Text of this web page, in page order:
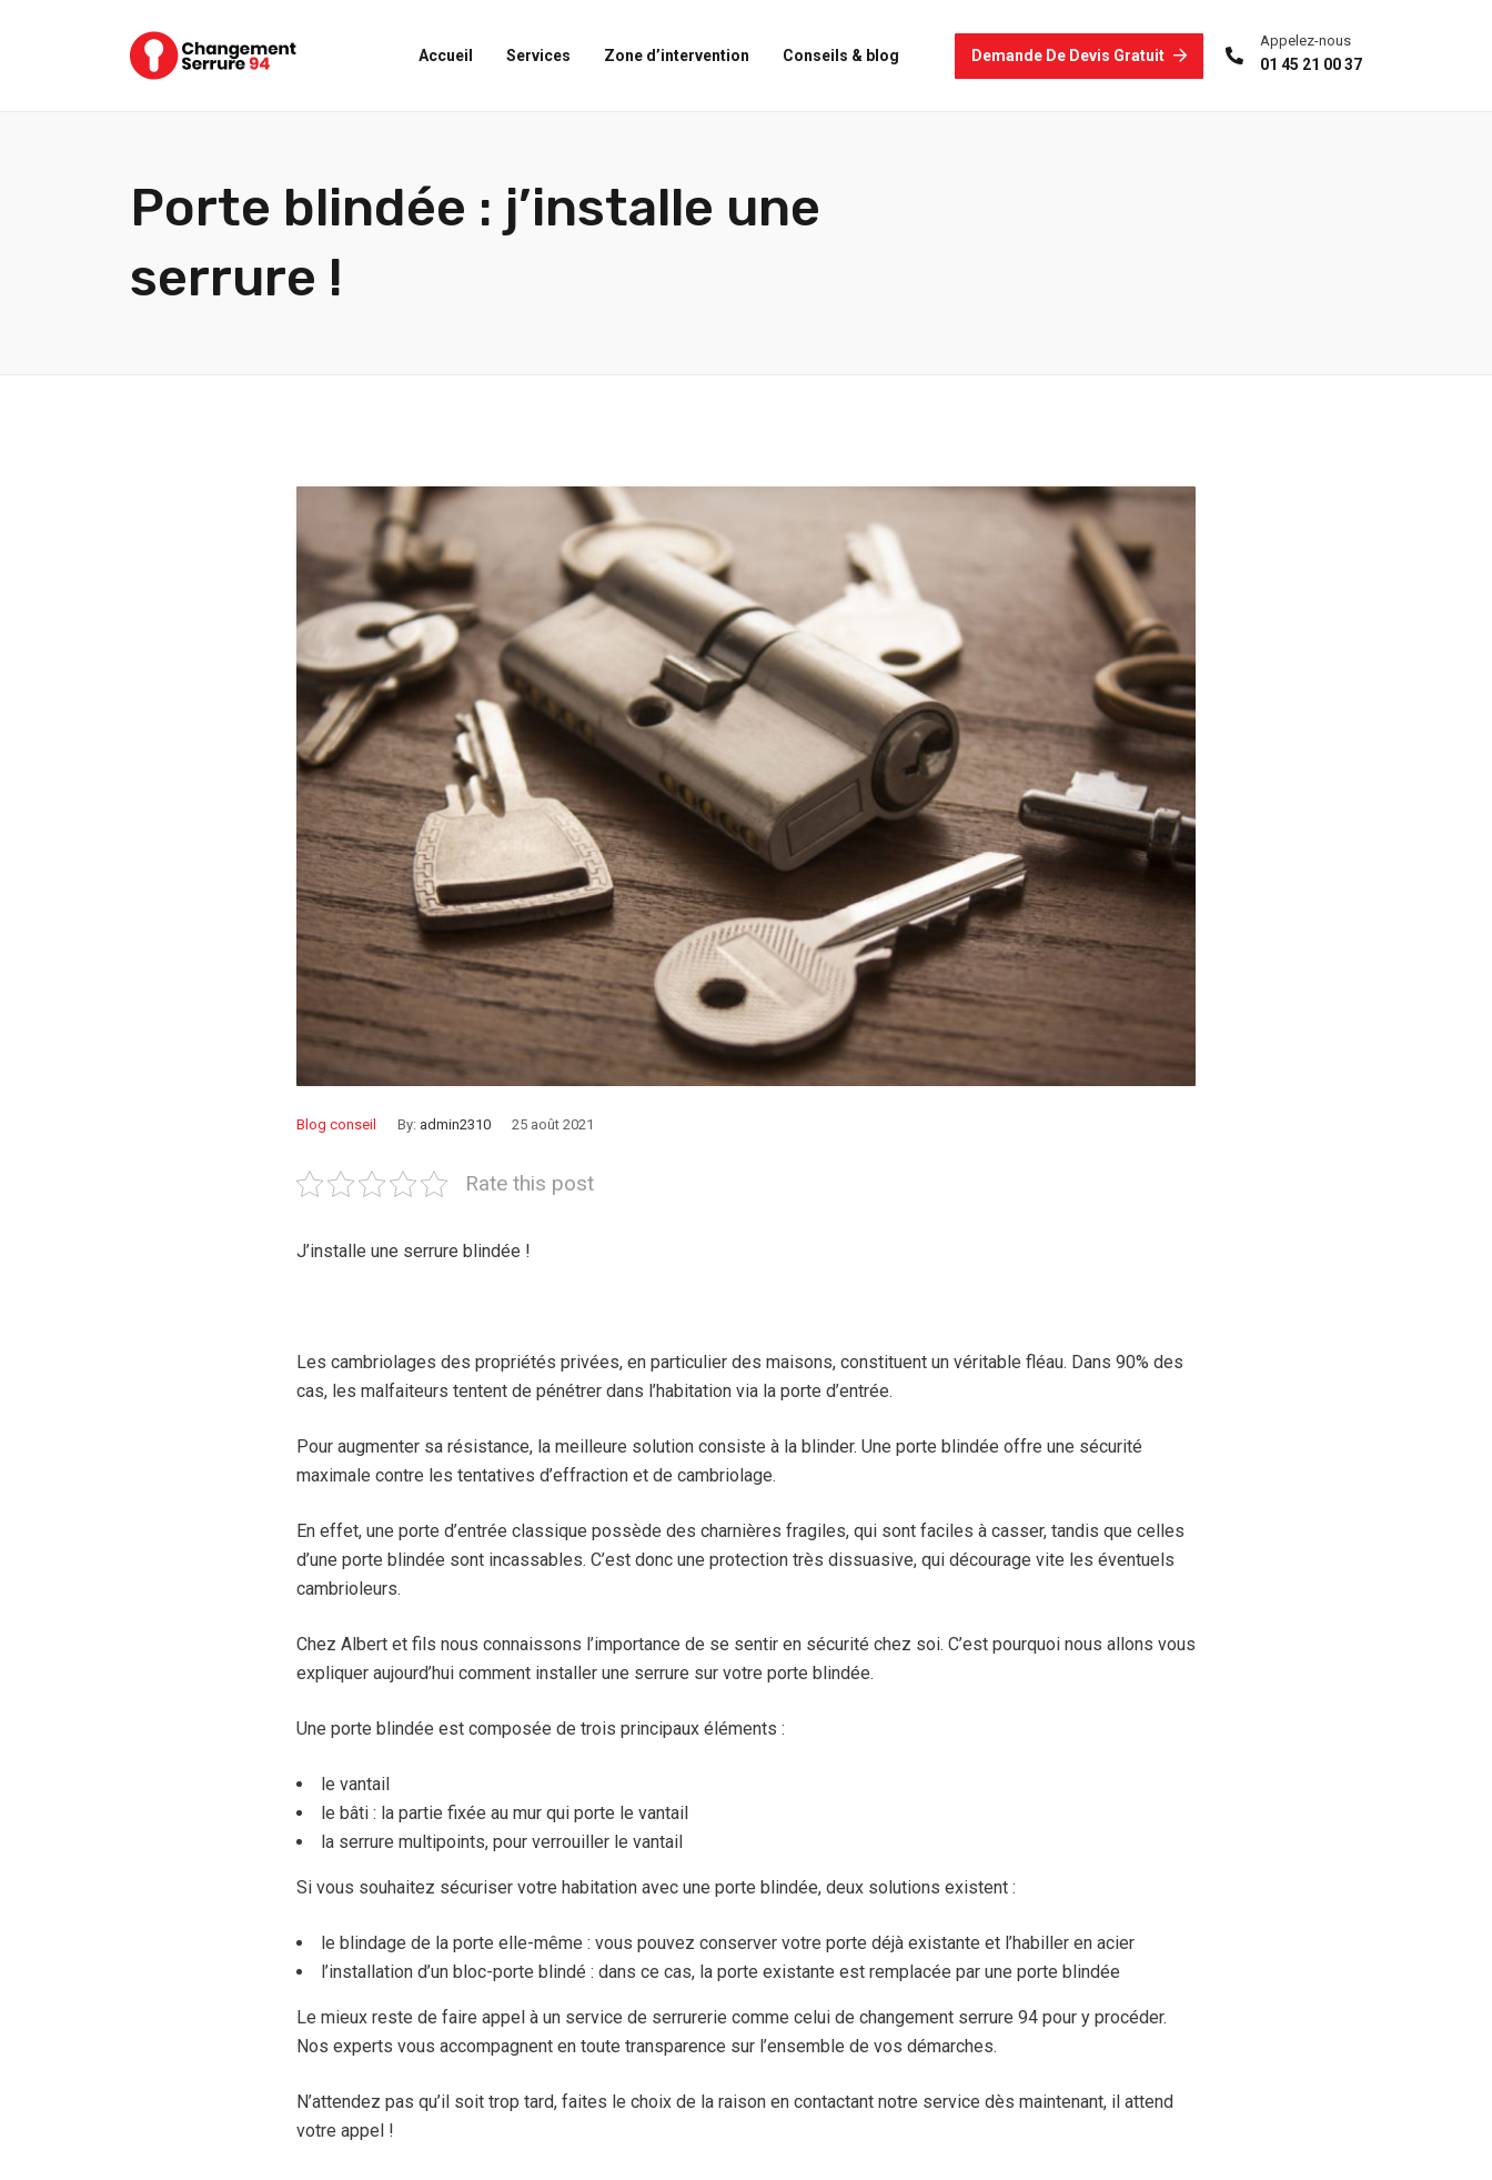
Accueil Services Zone d’intervention Conseils & blog Demande De Devis Gratuit
Appelez-nous
01 45 21 00 37
Porte blindée : j’installe une
serrure !
Blog conseil By: admin2310 25 août 2021
Rate this post
J’installe une serrure blindée !
Les cambriolages des propriétés privées, en particulier des maisons, constituent un véritable fléau. Dans 90% des
cas, les malfaiteurs tentent de pénétrer dans l’habitation via la porte d’entrée.
Pour augmenter sa résistance, la meilleure solution consiste à la blinder. Une porte blindée offre une sécurité
maximale contre les tentatives d’effraction et de cambriolage.
En effet, une porte d’entrée classique possède des charnières fragiles, qui sont faciles à casser, tandis que celles
d’une porte blindée sont incassables. C’est donc une protection très dissuasive, qui décourage vite les éventuels
cambrioleurs.
Chez Albert et fils nous connaissons l’importance de se sentir en sécurité chez soi. C’est pourquoi nous allons vous
expliquer aujourd’hui comment installer une serrure sur votre porte blindée.
Une porte blindée est composée de trois principaux éléments :
le vantail
le bâti : la partie fixée au mur qui porte le vantail
la serrure multipoints, pour verrouiller le vantail
Si vous souhaitez sécuriser votre habitation avec une porte blindée, deux solutions existent :
le blindage de la porte elle-même : vous pouvez conserver votre porte déjà existante et l’habiller en acier
l’installation d’un bloc-porte blindé : dans ce cas, la porte existante est remplacée par une porte blindée
Le mieux reste de faire appel à un service de serrurerie comme celui de changement serrure 94 pour y procéder.
Nos experts vous accompagnent en toute transparence sur l’ensemble de vos démarches.
N’attendez pas qu’il soit trop tard, faites le choix de la raison en contactant notre service dès maintenant, il attend
votre appel !